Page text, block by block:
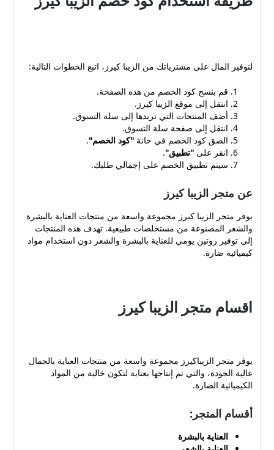
cebook.com/alzibacareso
/@alziba.saمحتوى ترفيهي
لتوفير المال على مشترياتك من الزيبا كيرز، اتبع الخطوات التالية:
قم بنسخ كود الخصم من هذه الصفحة.
انتقل إلى موقع الزيبا كيرز.
أضف المنتجات التي تريدها إلى سلة التسوق.
انتقل إلى صفحة سلة التسوق.
الصق كود الخصم في خانة"كود الخصم".
انقر على "تطبيق".
سيتم تطبيق الخصم على إجمالي طلبك.
عن متجر الزيبا كيرز
يوفر متجر الزيبا كيرز مجموعة واسعة من منتجات العناية بالبشرة
والشعر المصنوعة من مستخلصات طبيعية. تهدف هذه المنتجات
إلى توفير روتين يومي للعناية بالبشرة والشعر دون استخدام مواد
كيميائية ضارة.
اقسام متجر الزيبا كيرز
يوفر متجر الزيباكيرز مجموعة واسعة من منتجات العناية بالجمال
عالية الجودة، والتي تم إنتاجها بعناية لتكون خالية من المواد
الكيميائية الضارة.
أقسام المتجر:
العناية بالبشرة